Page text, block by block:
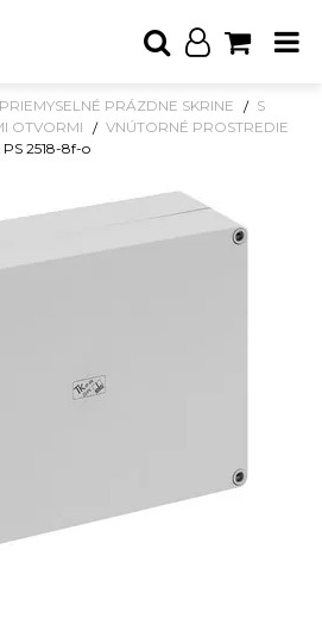
PRIEMYSELNÉ PRÁZDNE SKRINE
S
OTVORMI
VNÚTORNÉ PROSTREDIE
2518-8f-o